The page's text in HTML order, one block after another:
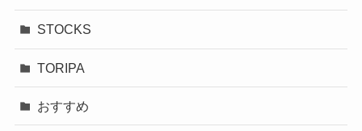
STOCKS
TORIPA
おすすめ